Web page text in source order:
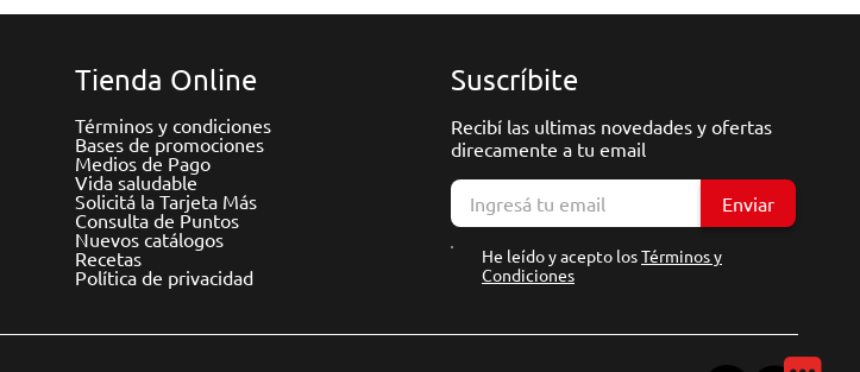
Tienda Online
Términos y condiciones
Bases de promociones
Medios de Pago
Vida saludable
Solicitá la Tarjeta Más
Consulta de Puntos
Nuevos catálogos
Recetas
Política de privacidad
Suscríbite
Recibí las ultimas novedades y ofertas
direcamente a tu email
Enviar
He leído y acepto losTérminos y
Condiciones